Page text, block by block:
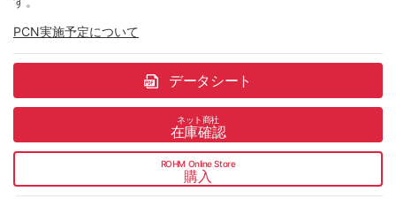
PCN実施予定について
データシート
ネット商社
在庫確認
ROHM Online Store
購入